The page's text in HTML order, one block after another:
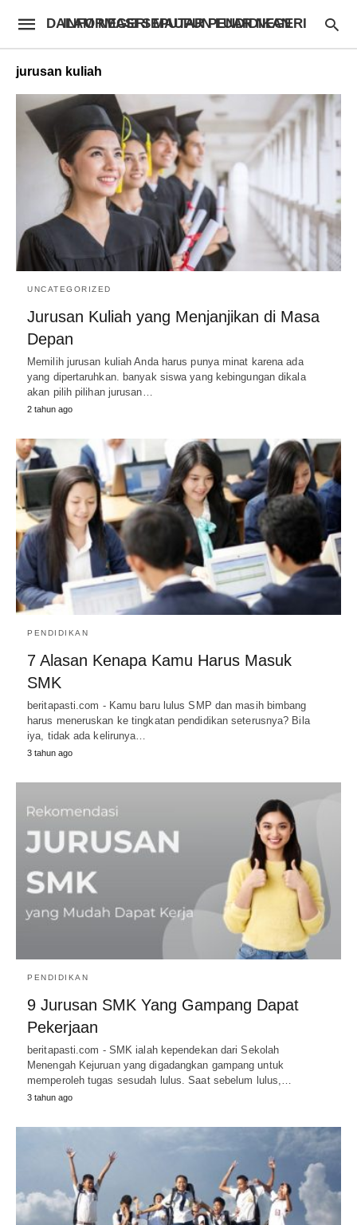
INFORMASI SEPUTAR PENDIDIKAN DALAM NEGERI MAUPUN LUAR NEGERI
jurusan kuliah
UNCATEGORIZED
Jurusan Kuliah yang Menjanjikan di Masa
Depan
Memilih jurusan kuliah Anda harus punya minat karena ada
yang dipertaruhkan. banyak siswa yang kebingungan dikala
akan pilih pilihan jurusan…
2 tahun ago
PENDIDIKAN
7 Alasan Kenapa Kamu Harus Masuk
SMK
beritapasti.com - Kamu baru lulus SMP dan masih bimbang
harus meneruskan ke tingkatan pendidikan seterusnya? Bila
iya, tidak ada kelirunya…
3 tahun ago
PENDIDIKAN
9 Jurusan SMK Yang Gampang Dapat
Pekerjaan
beritapasti.com - SMK ialah kependekan dari Sekolah
Menengah Kejuruan yang digadangkan gampang untuk
memperoleh tugas sesudah lulus. Saat sebelum lulus,…
3 tahun ago